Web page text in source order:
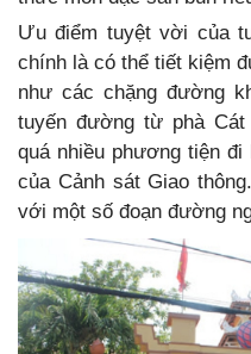
Ưu điểm tuyệt vời của
chính là có thể tiết kiệm
như các chặng đường
tuyến đường từ phà
quá nhiều phương tiện
của Cảnh sát Giao
với một số đoạn đường